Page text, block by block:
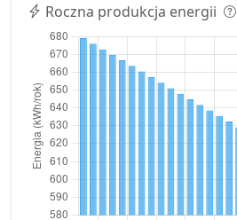
Roczna produkcja energii